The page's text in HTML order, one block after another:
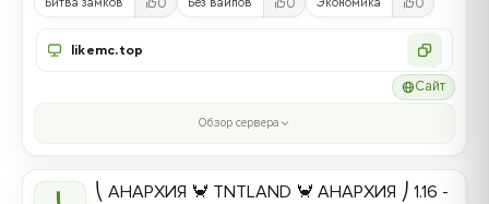
Битва замков Без вайпов Экономика
likemc.top
Сайт
Обзор сервера
⎝ АНАРХИЯ 🦀 TNTLAND 🦀 АНАРХИЯ ⎠ 1.16 -